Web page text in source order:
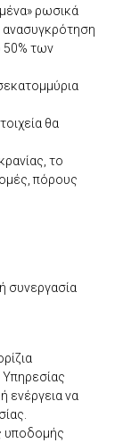
ρωσικά
ανασυγκρότηση
50% των
θα
το
πόρους
συνεργασία
Υπηρεσίας
ενέργεια να
υποδομής